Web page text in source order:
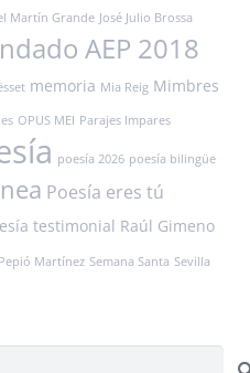
Martín Grande José Julio Brossa
AEP 2018
memoria Mia Reig Mimbres
OPUS MEI Parajes Impares
poesía 2026 poesía bilingüe
Poesía eres tú
testimonial Raúl Gimeno
Martínez Semana Santa Sevilla